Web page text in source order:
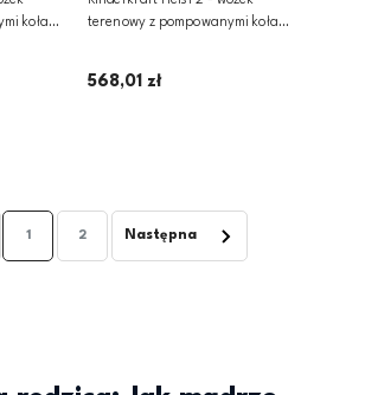
kołami
terenowy z pompowanymi kołami
568,01 zł
1 2